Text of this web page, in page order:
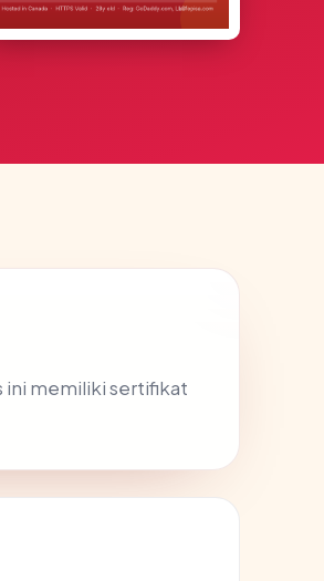
ini memiliki sertifikat